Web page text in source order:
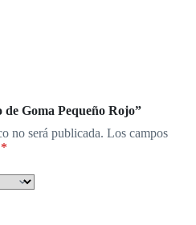
Goma Pequeño Rojo”
no será publicada. Los campos
*